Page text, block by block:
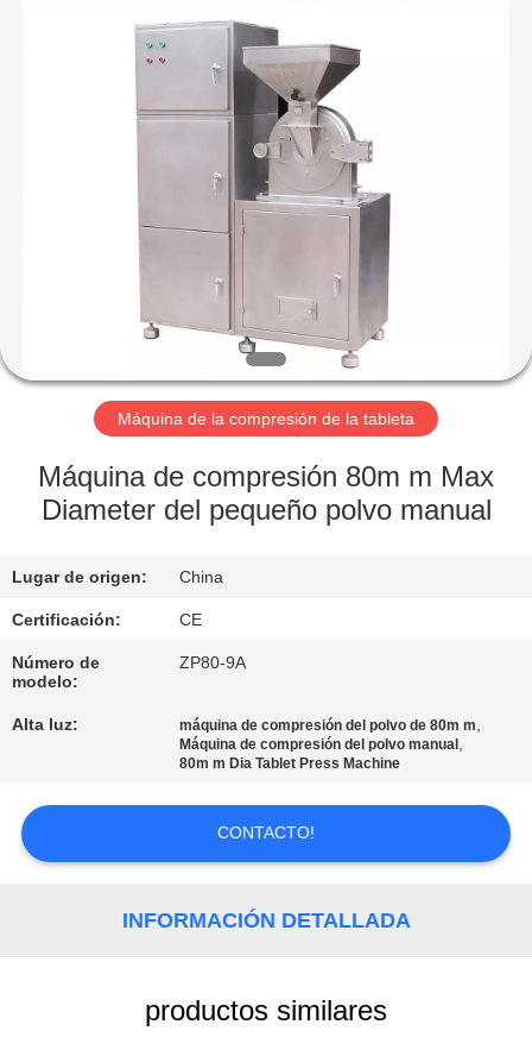
PRODUCTOS
NOSOTROS
VIAJE
LA
FÁBRICA
CONTROL
DE
CALIDAD
ÉNTRENOS
CONTACTO
CON
NOTICIAS
Máquina de la compresión de la tableta
Máquina de compresión 80m m Max
Diameter del pequeño polvo manual
Lugar de origen: China
Certificación: CE
Número de
modelo:
ZP80-9A
Alta luz: máquina de compresión del polvo de 80m m,
Máquina de compresión del polvo manual ,
80m m Dia Tablet Press Machine
CONTACTO!
INFORMACIÓN DETALLADA
productos similares